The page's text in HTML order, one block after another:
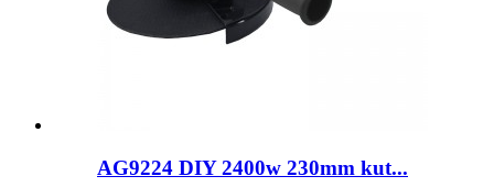
AG9224 DIY 2400w 230mm kut...